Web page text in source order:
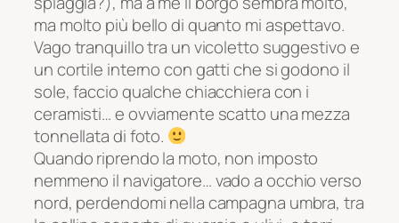
ma molto più bello di quanto mi aspettavo.
Vago tranquillo tra un vicoletto suggestivo e
un cortile interno con gatti che si godono il
sole, faccio qualche chiacchiera con i
ceramisti… e ovviamente scatto una mezza
tonnellata di foto.
Quando riprendo la moto, non imposto
nemmeno il navigatore… vado a occhio verso
nord, perdendomi nella campagna umbra, tra